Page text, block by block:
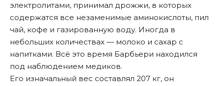
электролитами, принимал дрожжи, в которых
содержатся все незаменимые аминокислоты, пил
чай, кофе и газированную воду. Иногда в
небольших количествах — молоко и сахар с
напитками. Всё это время Барбьери находился
под наблюдением медиков.
Его изначальный вес составлял 207 кг, он